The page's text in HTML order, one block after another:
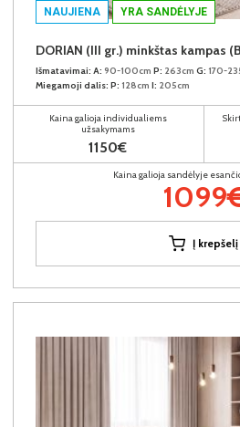
NAUJIENA YRA SANDĖLYJE
DORIAN (III gr.) minkštas kampas
Išmatavimai: A: 90-100cm P: 263cm G: 170-
Miegamoji dalis: P: 128cm I: 205cm
Kaina galioja individualiems
užsakymams
1150€
Kaina galioja sandėlyje
Į krepšelį